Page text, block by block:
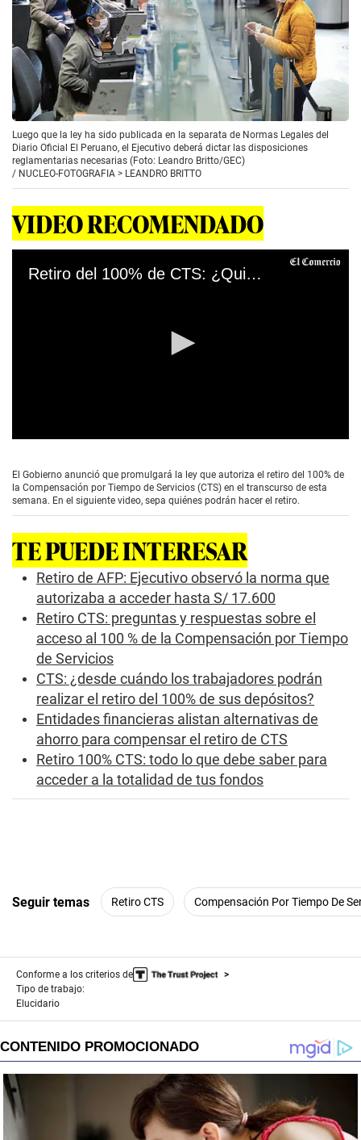
Luego que la ley ha sido publicada en la separata de Normas Legales del
Diario Oficial El Peruano, el Ejecutivo deberá dictar las disposiciones
reglamentarias necesarias (Foto: Leandro Britto/GEC)
/ NUCLEO-FOTOGRAFIA > LEANDRO BRITTO
VIDEO RECOMENDADO
Retiro del 100% de CTS: ¿Quiénes podrán hacerlo y a partir de cuándo?
e
c
o
s
o
El Gobierno anunció que promulgará la ley que autoriza el retiro del 100% de
la Compensación por Tiempo de Servicios (CTS) en el transcurso de esta
semana. En el siguiente video, sepa quiénes podrán hacer el retiro.
TE PUEDE INTERESAR
Retiro de AFP: Ejecutivo observó la norma que
autorizaba a acceder hasta S/ 17.600
Retiro CTS: preguntas y respuestas sobre el
acceso al 100 % de la Compensación por Tiempo
de Servicios
CTS: ¿desde cuándo los trabajadores podrán
realizar el retiro del 100% de sus depósitos?
Entidades financieras alistan alternativas de
ahorro para compensar el retiro de CTS
Retiro 100% CTS: todo lo que debe saber para
acceder a la totalidad de tus fondos
Seguir temas Retiro CTS Compensación Por Tiempo De
Conforme a los criterios de
Tipo de trabajo:
Elucidario